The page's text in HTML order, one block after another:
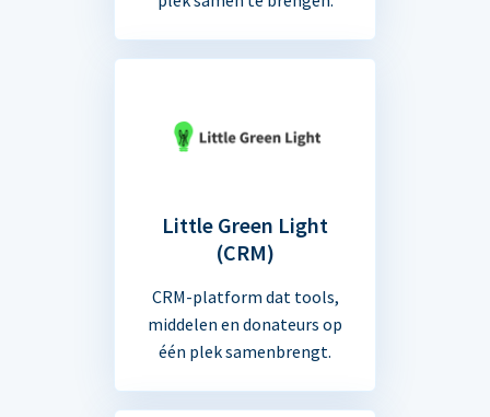
Little Green Light
(CRM)
CRM-platform dat tools,
middelen en donateurs op
één plek samenbrengt.